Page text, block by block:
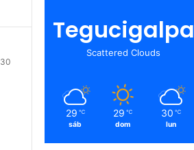
30
Tegucigalpa
Scattered Clouds
29 ℃
sáb
29 ℃
dom
30 ℃
lun